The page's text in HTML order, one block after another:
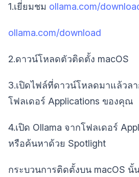
1.เยี่ยมชม ollama.com/
ollama.com/download
2.ดาวน์โหลดตัวติดตั้ง macOS
3.เปิดไฟล์ที่ดาวน์โหลดมาแล้วลา
โฟลเดอร์ Applications ของคุณ
4.เปิด Ollama จากโฟลเดอร์
หรือค้นหาด้วย Spotlight
กระบวนการติดตั้งบน macOS นั้